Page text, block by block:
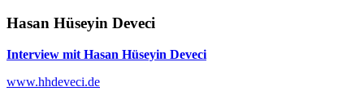
Hasan Hüseyin Deveci
Interview mit Hasan Hüseyin Deveci
www.hhdeveci.de